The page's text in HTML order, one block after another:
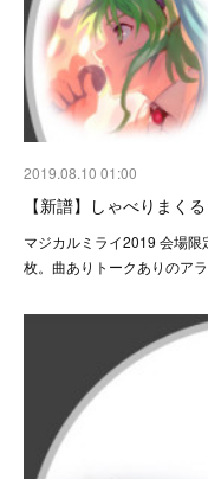
2019.08.10 01:00
【新譜】しゃべりまく
マジカルミライ2019 会場
枚。曲ありトークありのア